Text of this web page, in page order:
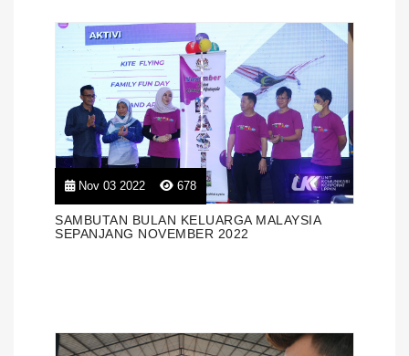
Nov 03 2022 678
SAMBUTAN BULAN KELUARGA MALAYSIA
SEPANJANG NOVEMBER 2022